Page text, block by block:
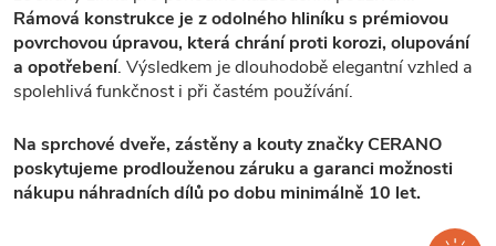
Rámová konstrukce je z odolného hliníku s prémiovou
povrchovou úpravou, která chrání proti korozi, olupování
a opotřebení. Výsledkem je dlouhodobě elegantní vzhled a
spolehlivá funkčnost i při častém používání.
Na sprchové dveře, zástěny a kouty značky CERANO
poskytujeme prodlouženou záruku a garanci možnosti
nákupu náhradních dílů po dobu minimálně 10 let.